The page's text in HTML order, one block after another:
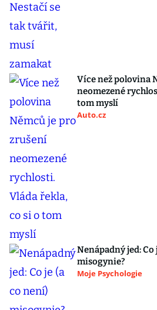
Více než polovina
neomezené
tom myslí
Auto.cz
Nenápadný jed: Co
misogynie?
Moje Psychologie